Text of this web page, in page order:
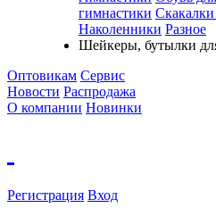
гимнастики
Наколенники Разное
Шейкеры, бутылки
Оптовикам Сервис
Новости Распродажа
О компании Новинки
Регистрация Вход